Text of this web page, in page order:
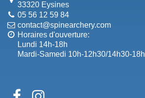
33320 Eysines
05 56 12 59 84
contact@spinearchery.com
Horaires d'ouverture:
Lundi 14h-18h
Mardi-Samedi 10h-12h30/14h30-18h